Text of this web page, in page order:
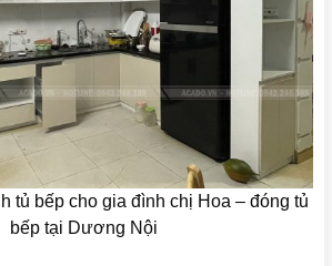
tủ bếp cho gia đình chị Hoa – đóng tủ
bếp tại Dương Nội